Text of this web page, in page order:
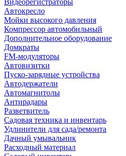
Видеорегистраторы
Автокресло
Мойки высокого давления
Компрессор автомобильный
Дополнительное оборудование
Домкраты
FM-модуляторы
Автовизитки
Пуско-зарядные устройства
Автодержатели
Автомагнитолы
Антирадары
Разветвитель
Садовая техника и инвентарь
Удлинители для сада/ремонта
Дачный умывальник
Расходный материал